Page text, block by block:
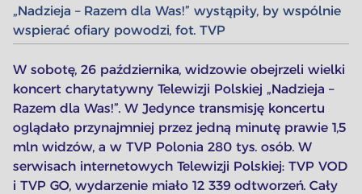
„Nadzieja – Razem dla Was!” wystąpiły, by wspólnie
wspierać ofiary powodzi, fot. TVP
W sobotę, 26 października, widzowie obejrzeli wielki
koncert charytatywny Telewizji Polskiej „Nadzieja –
Razem dla Was!”. W Jedynce transmisję koncertu
oglądało przynajmniej przez jedną minutę prawie 1,5
mln widzów, a w TVP Polonia 280 tys. osób. W
serwisach internetowych Telewizji Polskiej: TVP VOD
i TVP GO, wydarzenie miało 12 339 odtworzeń. Cały